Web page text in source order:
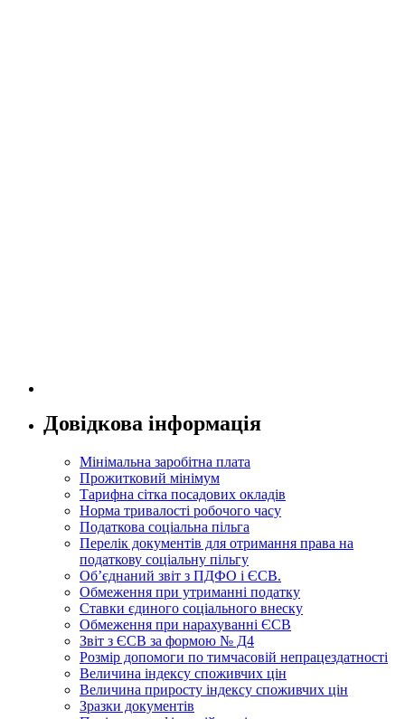
Довідкова інформація
Мінімальна заробітна плата
Прожитковий мінімум
Тарифна сітка посадових окладів
Норма тривалості робочого часу
Податкова соціальна пільга
Перелік документів для отримання права на
податкову соціальну пільгу
Об’єднаний звіт з ПДФО і ЄСВ.
Обмеження при утриманні податку
Ставки єдиного соціального внеску
Обмеження при нарахуванні ЄСВ
Звіт з ЄСВ за формою № Д4
Розмір допомоги по тимчасовій непрацездатності
Величина індексу споживчих цін
Величина приросту індексу споживчих цін
Зразки документів